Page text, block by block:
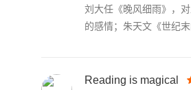
刘大任《晚风细雨》，
的感情；朱天文《世纪
Reading is magical